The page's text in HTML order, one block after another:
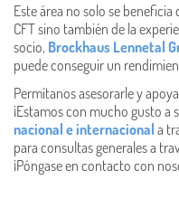
Este área no solo se
CFT sino también de la
socio, Brockhaus Lennetal
puede conseguir un
Permítanos asesorarle y
¡Estamos con mucho gusto a
nacional e internacional a
para consultas generales a
¡Póngase en contacto con